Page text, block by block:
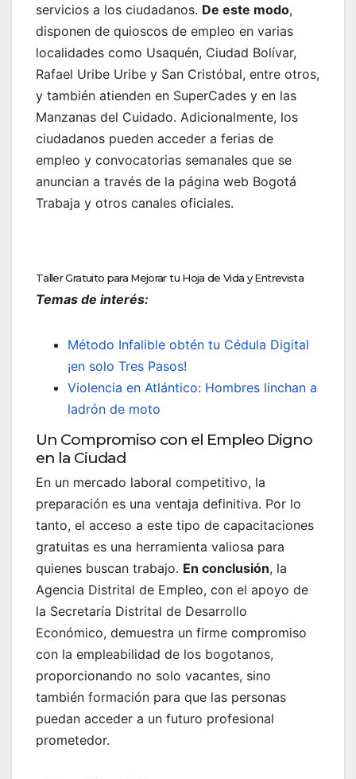
servicios a los ciudadanos. De este modo,
disponen de quioscos de empleo en varias
localidades como Usaquén, Ciudad Bolívar,
Rafael Uribe Uribe y San Cristóbal, entre otros,
y también atienden en SuperCades y en las
Manzanas del Cuidado. Adicionalmente, los
ciudadanos pueden acceder a ferias de
empleo y convocatorias semanales que se
anuncian a través de la página web Bogotá
Trabaja y otros canales oficiales.
Taller Gratuito para Mejorar tu Hoja de Vida y Entrevista
Temas de interés:
Método Infalible obtén tu Cédula Digital
¡en solo Tres Pasos!
Violencia en Atlántico: Hombres linchan a
ladrón de moto
Un Compromiso con el Empleo Digno
en la Ciudad
En un mercado laboral competitivo, la
preparación es una ventaja definitiva. Por lo
tanto, el acceso a este tipo de capacitaciones
gratuitas es una herramienta valiosa para
quienes buscan trabajo. En conclusión, la
Agencia Distrital de Empleo, con el apoyo de
la Secretaría Distrital de Desarrollo
Económico, demuestra un firme compromiso
con la empleabilidad de los bogotanos,
proporcionando no solo vacantes, sino
también formación para que las personas
puedan acceder a un futuro profesional
prometedor.